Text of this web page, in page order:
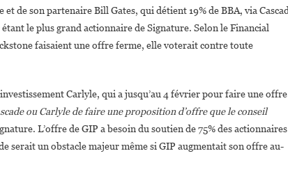
de son partenaire Bill Gates, qui détient 19% de BBA, via
le plus grand actionnaire de Signature. Selon le Financial
faisaient une offre ferme, elle voterait contre toute
Carlyle, qui a jusqu’au 4 février pour faire une offre
ou Carlyle de faire une proposition d’offre que le conseil
L’offre de GIP a besoin du soutien de 75% des actionnaires
serait un obstacle majeur même si GIP augmentait son offre au-